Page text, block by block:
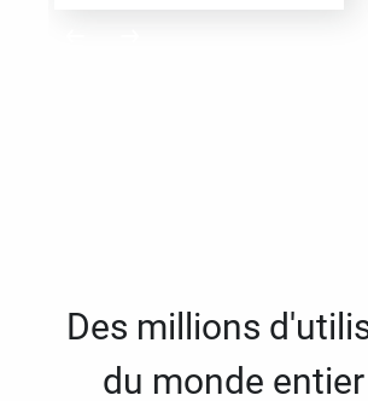
Des millions
du monde